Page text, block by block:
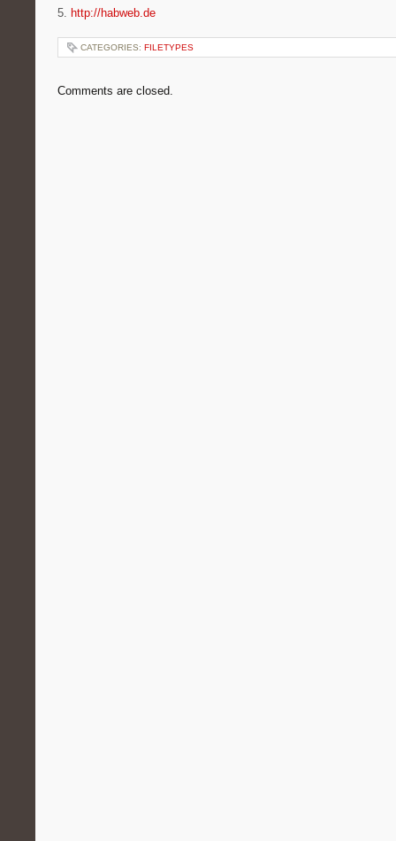
5. http://habweb.de
CATEGORIES: FILETYPES
Comments are closed.